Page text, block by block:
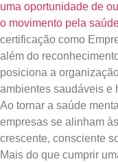
uma oportunidade de
o movimento pela
certificação como
além do
posiciona a
ambientes saudáveis e
Ao tornar a saúde
empresas se alinham
crescente, consciente
Mais do que cumprir